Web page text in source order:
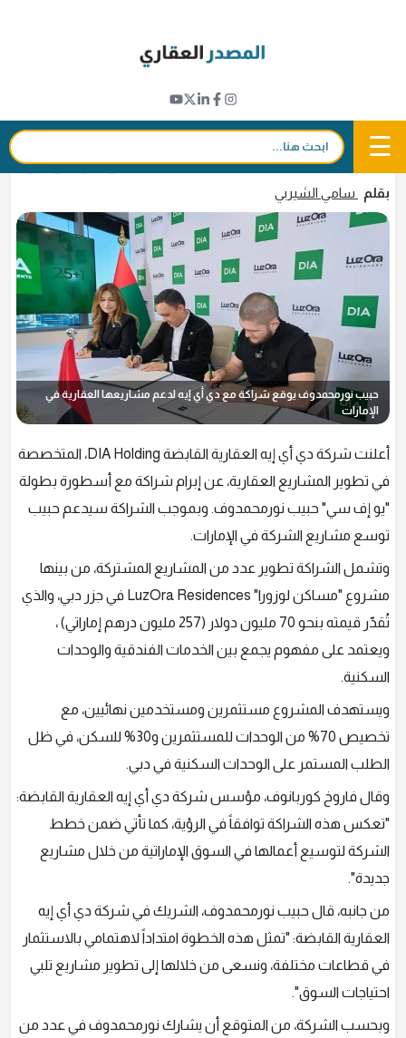
☰ بحث:
حبيب نورمحمدوف يدعم مشاريع "دي أي إيه"
العقارية في الإمارات
16 أبريل 2026 - 11:31 f
𝕏
in
بقلم سامي الشيربي
حبيب نورمحمدوف يوقع شراكة مع دي أي إيه لدعم مشاريعها العقارية في
الإمارات
أعلنت شركة دي أي إيه العقارية القابضة DIA Holding، المتخصصة
في تطوير المشاريع العقارية، عن إبرام شراكة مع أسطورة بطولة
"يو إف سي" حبيب نورمحمدوف. وبموجب الشراكة سيدعم حبيب
توسع مشاريع الشركة في الإمارات.
وتشمل الشراكة تطوير عدد من المشاريع المشتركة، من بينها
مشروع "مساكن لوزورا" LuzOra Residences في جزر دبي، والذي
تُقدّر قيمته بنحو 70 مليون دولار (257 مليون درهم إماراتي) ،
ويعتمد على مفهوم يجمع بين الخدمات الفندقية والوحدات
السكنية.
ويستهدف المشروع مستثمرين ومستخدمين نهائيين، مع
تخصيص 70% من الوحدات للمستثمرين و30% للسكن، في ظل
الطلب المستمر على الوحدات السكنية في دبي.
وقال فاروخ كوربانوف، مؤسس شركة دي أي إيه العقارية القابضة:
"تعكس هذه الشراكة توافقاً في الرؤية، كما تأتي ضمن خطط
الشركة لتوسيع أعمالها في السوق الإماراتية من خلال مشاريع
جديدة".
من جانبه، قال حبيب نورمحمدوف، الشريك في شركة دي أي إيه
العقارية القابضة: "تمثل هذه الخطوة امتداداً لاهتمامي بالاستثمار
في قطاعات مختلفة، ونسعى من خلالها إلى تطوير مشاريع تلبي
احتياجات السوق".
وبحسب الشركة، من المتوقع أن يشارك نورمحمدوف في عدد من